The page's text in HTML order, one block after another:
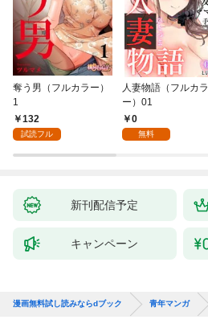
奪う男（フルカラー）
1
132
試読フル
人妻物語（フルカラ
ー）01
0
無料
新刊配信予定
キャンペーン
漫画無料試し読みならdブック 青年マンガ